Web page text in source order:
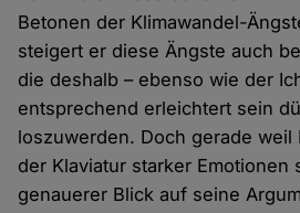
Betonen der Klimawandel-
steigert er diese Ängste auch
die deshalb – ebenso wie der
entsprechend erleichtert sein
loszuwerden. Doch gerade
der Klaviatur starker Emotionen
genauerer Blick auf seine